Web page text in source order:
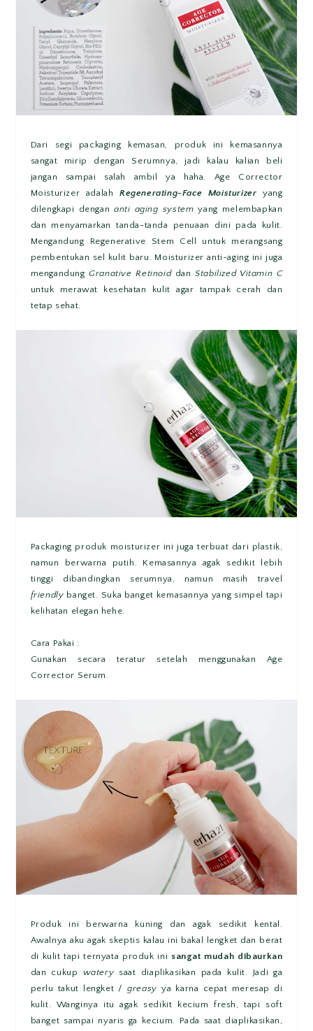
Dari segi packaging kemasan, produk ini kemasannya
sangat mirip dengan Serumnya, jadi kalau kalian beli
jangan sampai salah ambil ya haha. Age Corrector
Moisturizer adalah Regenerating-Face Moisturizer yang
dilengkapi dengananti aging system yang melembapkan
dan menyamarkan tanda-tanda penuaan dini pada kulit.
Mengandung Regenerative Stem Cell untuk merangsang
pembentukan sel kulit baru. Moisturizer anti-aging ini juga
mengandungGranative RetinoiddanStabilized Vitamin C
untuk merawat kesehatan kulit agar tampak cerah dan
tetap sehat.
Packaging produk moisturizer ini juga terbuat dari plastik,
namun berwarna putih. Kemasannya agak sedikit lebih
tinggi dibandingkan serumnya, namun masih travel
friendly banget. Suka banget kemasannya yang simpel tapi
kelihatan elegan hehe.
Cara Pakai :
Gunakan secara teratur setelah menggunakan Age
Corrector Serum.
Produk ini berwarna kuning dan agak sedikit kental.
Awalnya aku agak skeptis kalau ini bakal lengket dan berat
di kulit tapi ternyata produk ini sangat mudah dibaurkan
dan cukup watery saat diaplikasikan pada kulit. Jadi ga
perlu takut lengket /greasy ya karna cepat meresap di
kulit. Wanginya itu agak sedikit kecium fresh, tapi soft
banget sampai nyaris ga kecium. Pada saat diaplikasikan,